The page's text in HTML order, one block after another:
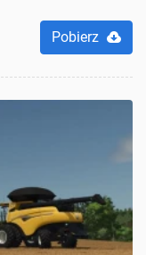
Pobierz